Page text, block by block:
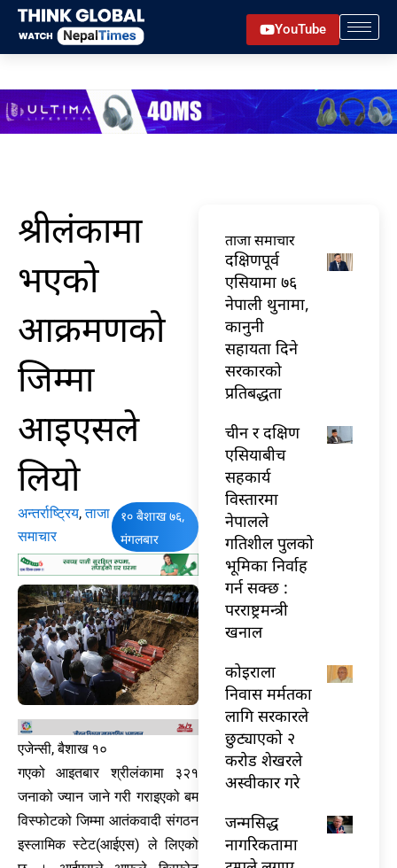
Skip
content
YouTube
श्रीलंकामा
भएको
आक्रमणको
जिम्मा
आइएसले
लियो
अन्तर्राष्ट्रिय,ताजा
समाचार
१० बैशाख ७६,
मंगलबार
एजेन्सी, बैशाख १०
गएको आइतबार श्रीलंकामा ३२१
जनाको ज्यान जाने गरी गराइएको बम
विस्फोटको जिम्मा आतंकवादी संगठन
इस्लामिक स्टेट(आईएस) ले लिएको
ताजा समाचार
दक्षिणपूर्व
एसियामा ७६
नेपाली थुनामा,
कानुनी
सहायता दिने
सरकारको
प्रतिबद्धता
चीन र दक्षिण
एसियाबीच
सहकार्य
विस्तारमा
नेपालले
गतिशील पुलको
भूमिका निर्वाह
गर्न सक्छ :
परराष्ट्रमन्त्री
खनाल
कोइराला
निवास मर्मतका
लागि सरकारले
छुट्याएको २
करोड शेखरले
अस्वीकार गरे
जन्मसिद्ध
नागरिकतामा